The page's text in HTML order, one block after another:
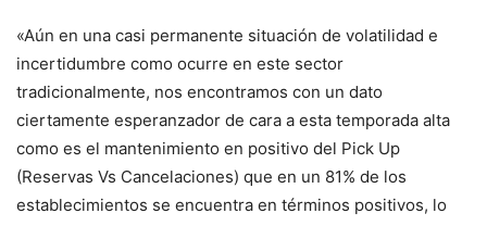
«Aún en una casi permanente situación de volatilidad e
incertidumbre como ocurre en este sector
tradicionalmente, nos encontramos con un dato
ciertamente esperanzador de cara a esta temporada alta
como es el mantenimiento en positivo del Pick Up
(Reservas Vs Cancelaciones) que en un 81% de los
establecimientos se encuentra en términos positivos, lo